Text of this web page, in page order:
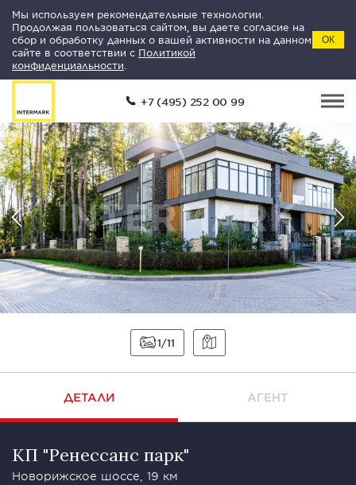
Мы используем рекомендательные технологии.
Продолжая пользоваться сайтом, вы даете согласие на
сбор и обработку данных о вашей активности на данном
сайте в соответствии с Политикой
конфиденциальности
ОК
+7 (495) 252 00 99
1 11
ДЕТАЛИ АГЕНТ
КП "Ренессанс парк"
Новорижское шоссе, 19 км